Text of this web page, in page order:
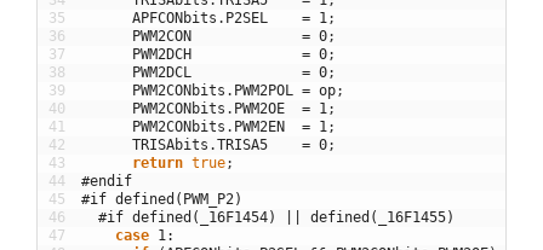
35
36
37
38
39
40
41
42
43
44
45
46
47
APFCONbits . P2SEL = 1 ;
PWM2CON
= 0;
PWM2DCH
= 0;
PWM2DCL
= 0;
PWM2CONbits . PWM2POL = op;
PWM2CONbits . PWM2OE = 1 ;
PWM2CONbits . PWM2EN = 1 ;
TRISAbits .TRISA5 = 0;
return true;
#endif
#if defined(PWM_P2)
#if defined(_16F1454) || defined(_16F1455)
case 1 :